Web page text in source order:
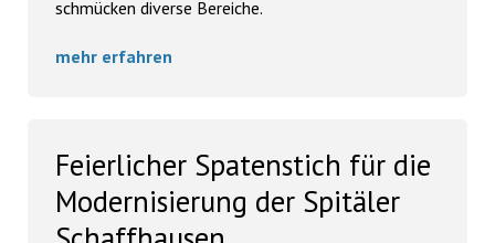
schmücken diverse Bereiche.
mehr erfahren
Feierlicher Spatenstich für die
Modernisierung der Spitäler